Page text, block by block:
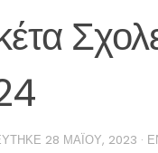
28 ΜΑΪ́ΟΥ, 2023 ·